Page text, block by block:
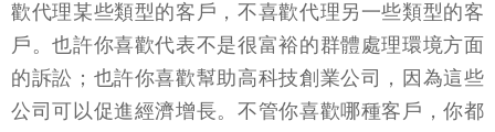
歡代理某些類型的客戶，不喜歡代理另一些類型的客
戶。也許你喜歡代表不是很富裕的群體處理環境方面
的訴訟；也許你喜歡幫助高科技創業公司，因為這些
公司可以促進經濟增長。不管你喜歡哪種客戶，你都